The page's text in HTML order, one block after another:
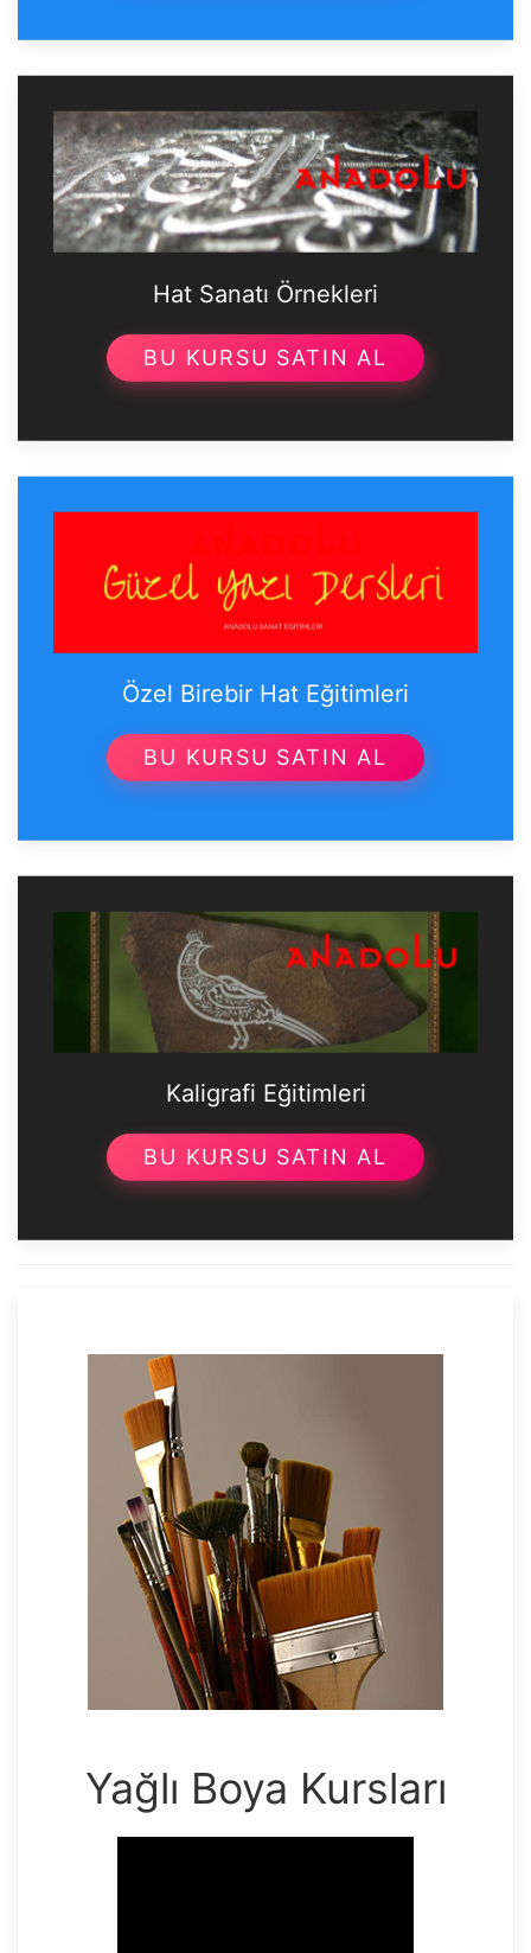
Hat Sanatı Örnekleri
BU KURSU SATIN AL
Özel Birebir Hat Eğitimleri
BU KURSU SATIN AL
Kaligrafi Eğitimleri
BU KURSU SATIN AL
Yağlı Boya Kursları